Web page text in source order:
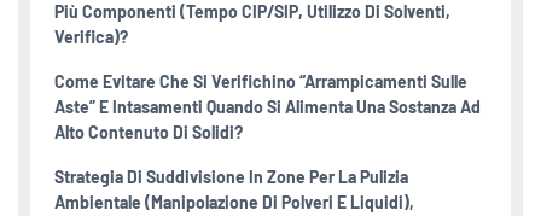
Più Componenti (tempo CIP/SIP, Utilizzo Di Solventi,
Verifica)?
Come Evitare Che Si Verifichino “arrampicamenti Sulle
Aste” E Intasamenti Quando Si Alimenta Una Sostanza Ad
Alto Contenuto Di Solidi?
Strategia Di Suddivisione In Zone Per La Pulizia
Ambientale (manipolazione Di Polveri E Liquidi),